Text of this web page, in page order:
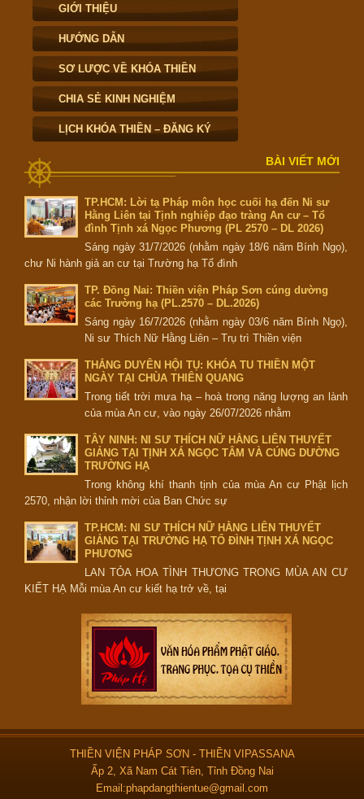
GIỚI THIỆU
HƯỚNG DẪN
SƠ LƯỢC VỀ KHÓA THIỀN
CHIA SẺ KINH NGHIỆM
LỊCH KHÓA THIỀN – ĐĂNG KÝ
BÀI VIẾT MỚI
TP.HCM: Lời tạ Pháp môn học cuối hạ đến Ni sư
Hằng Liên tại Tịnh nghiệp đạo tràng An cư – Tổ
đình Tịnh xá Ngọc Phương (PL 2570 – DL 2026)
Sáng ngày 31/7/2026 (nhằm ngày 18/6 năm Bính Ngọ),
chư Ni hành giả an cư tại Trường hạ Tổ đình
TP. Đồng Nai: Thiền viện Pháp Sơn cúng dường
các Trường hạ (PL.2570 – DL.2026)
Sáng ngày 16/7/2026 (nhằm ngày 03/6 năm Bính Ngọ),
Ni sư Thích Nữ Hằng Liên – Trụ trì Thiền viện
THẮNG DUYÊN HỘI TỤ: KHÓA TU THIỀN MỘT
NGÀY TẠI CHÙA THIÊN QUANG
Trong tiết trời mưa hạ – hoà trong năng lượng an lành
của mùa An cư, vào ngày 26/07/2026 nhằm
TÂY NINH: NI SƯ THÍCH NỮ HẰNG LIÊN THUYẾT
GIẢNG TẠI TỊNH XÁ NGỌC TÂM VÀ CÚNG DƯỜNG
TRƯỜNG HẠ
Trong không khí thanh tịnh của mùa An cư Phật lịch
2570, nhận lời thỉnh mời của Ban Chức sự
TP.HCM: NI SƯ THÍCH NỮ HẰNG LIÊN THUYẾT
GIẢNG TẠI TRƯỜNG HẠ TỔ ĐÌNH TỊNH XÁ NGỌC
PHƯƠNG
LAN TỎA HOA TÌNH THƯƠNG TRONG MÙA AN CƯ
KIẾT HẠ Mỗi mùa An cư kiết hạ trở về, tại
THIỀN VIỆN PHÁP SƠN - THIỀN VIPASSANA
Ấp 2, Xã Nam Cát Tiên, Tỉnh Đồng Nai
Email:phapdangthientue@gmail.com